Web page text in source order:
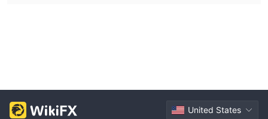
United States